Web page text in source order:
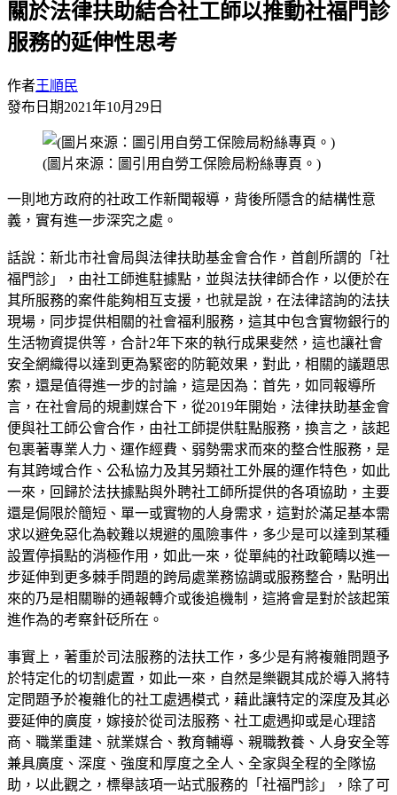
關於法律扶助結合社工師以推動社福門診
服務的延伸性思考
作者王順民
發布日期2021年10月29日
(圖片來源：圖引用自勞工保險局粉絲專頁。)
一則地方政府的社政工作新聞報導，背後所隱含的結構性意
義，實有進一步深究之處。
話說：新北市社會局與法律扶助基金會合作，首創所謂的「社
福門診」，由社工師進駐據點，並與法扶律師合作，以便於在
其所服務的案件能夠相互支援，也就是說，在法律諮詢的法扶
現場，同步提供相關的社會福利服務，這其中包含實物銀行的
生活物資提供等，合計2年下來的執行成果斐然，這也讓社會
安全網織得以達到更為緊密的防範效果，對此，相關的議題思
索，還是值得進一步的討論，這是因為：首先，如同報導所
言，在社會局的規劃媒合下，從2019年開始，法律扶助基金會
便與社工師公會合作，由社工師提供駐點服務，換言之，該起
包裹著專業人力、運作經費、弱勢需求而來的整合性服務，是
有其跨域合作、公私協力及其另類社工外展的運作特色，如此
一來，回歸於法扶據點與外聘社工師所提供的各項協助，主要
還是侷限於簡短、單一或實物的人身需求，這對於滿足基本需
求以避免惡化為較難以規避的風險事件，多少是可以達到某種
設置停損點的消極作用，如此一來，從單純的社政範疇以進一
步延伸到更多棘手問題的跨局處業務協調或服務整合，點明出
來的乃是相關聯的通報轉介或後追機制，這將會是對於該起策
進作為的考察針砭所在。
事實上，著重於司法服務的法扶工作，多少是有將複雜問題予
於特定化的切割處置，如此一來，自然是樂觀其成於導入將特
定問題予於複雜化的社工處遇模式，藉此讓特定的深度及其必
要延伸的廣度，嫁接於從司法服務、社工處遇抑或是心理諮
商、職業重建、就業媒合、教育輔導、親職教養、人身安全等
兼具廣度、深度、強度和厚度之全人、全家與全程的全隊協
助，以此觀之，標舉該項一站式服務的「社福門診」，除了可